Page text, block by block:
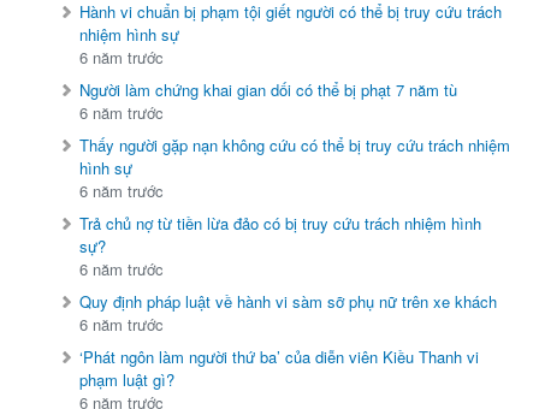
Hành vi chuẩn bị phạm tội giết người có thể bị truy cứu trách
nhiệm hình sự
6 năm trước
Người làm chứng khai gian dối có thể bị phạt 7 năm tù
6 năm trước
Thấy người gặp nạn không cứu có thể bị truy cứu trách nhiệm
hình sự
6 năm trước
Trả chủ nợ từ tiền lừa đảo có bị truy cứu trách nhiệm hình
sự?
6 năm trước
Quy định pháp luật về hành vi sàm sỡ phụ nữ trên xe khách
6 năm trước
‘Phát ngôn làm người thứ ba’ của diễn viên Kiều Thanh vi
phạm luật gì?
6 năm trước